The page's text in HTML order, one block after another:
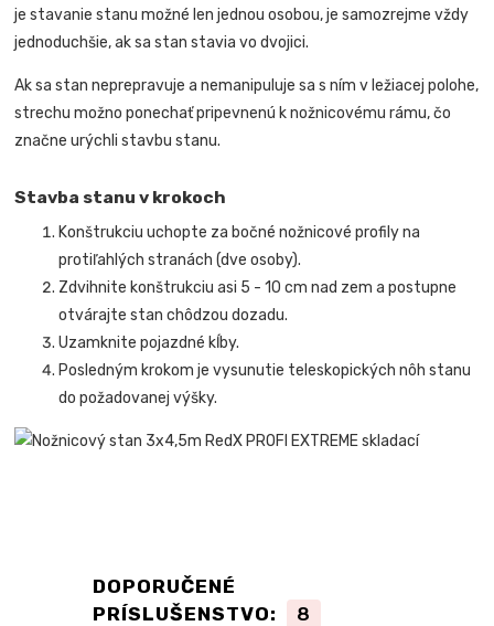
je stavanie stanu možné len jednou osobou, je samozrejme vždy
jednoduchšie, ak sa stan stavia vo dvojici.
Ak sa stan neprepravuje a nemanipuluje sa s ním v ležiacej polohe,
strechu možno ponechať pripevnenú k nožnicovému rámu, čo
značne urýchli stavbu stanu.
Stavba stanu v krokoch
Konštrukciu uchopte za bočné nožnicové profily na
protiľahlých stranách (dve osoby).
Zdvihnite konštrukciu asi 5 - 10 cm nad zem a postupne
otvárajte stan chôdzou dozadu.
Uzamknite pojazdné kĺby.
Posledným krokom je vysunutie teleskopických nôh stanu
do požadovanej výšky.
DOPORUČENÉ
PRÍSLUŠENSTVO:
8